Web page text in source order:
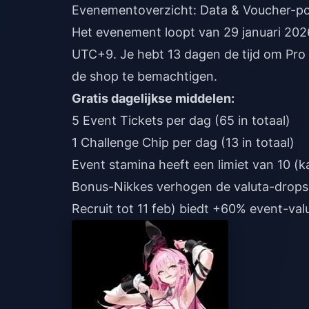
Evenementoverzicht: Data & Voucher-
Het evenement loopt van 29 januari
UTC+9. Je hebt 13 dagen de tijd om
de shop te bemachtigen.
Gratis dagelijkse middelen:
5 Event Tickets per dag (65 in totaal)
1 Challenge Chip per dag (13 in totaal)
Event stamina heeft een limiet van 10
Bonus-Nikkes verhogen de valuta-
Recruit tot 11 feb) biedt +60% event-